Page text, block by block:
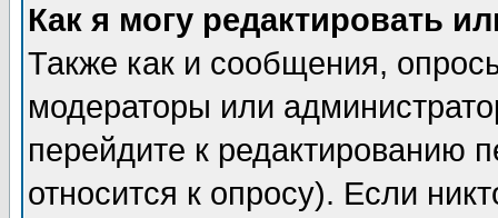
Как я могу редактировать
Также как и сообщения,
модераторы или
перейдите к редактированию
относится к опросу). Если